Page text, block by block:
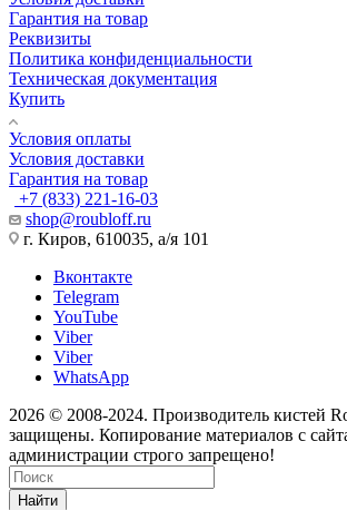
Гарантия на товар
Реквизиты
Политика конфиденциальности
Техническая документация
Купить
Условия оплаты
Условия доставки
Гарантия на товар
+7 (833) 221-16-03
shop@roubloff.ru
г. Киров, 610035, а/я 101
Вконтакте
Telegram
YouTube
Viber
Viber
WhatsApp
2026 © 2008-2024. Производитель кистей
защищены. Копирование материалов с
администрации строго запрещено!
Найти